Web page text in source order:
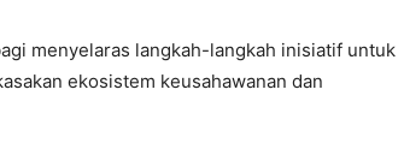
menyelaras langkah-langkah inisiatif untuk
ekosistem keusahawanan dan